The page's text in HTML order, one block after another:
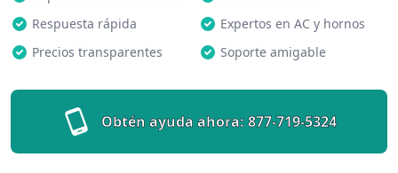
Respuesta rápida
Expertos en AC y hornos
Precios transparentes
Soporte amigable
Obtén ayuda ahora: 877-719-5324